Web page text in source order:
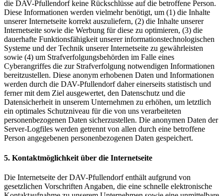
die DAV-Pfullendorf keine Rückschlüsse auf die betroffene Person.
Diese Informationen werden vielmehr benötigt, um (1) die Inhalte
unserer Internetseite korrekt auszuliefern, (2) die Inhalte unserer
Internetseite sowie die Werbung für diese zu optimieren, (3) die
dauerhafte Funktionsfähigkeit unserer informationstechnologischen
Systeme und der Technik unserer Internetseite zu gewährleisten
sowie (4) um Strafverfolgungsbehörden im Falle eines
Cyberangriffes die zur Strafverfolgung notwendigen Informationen
bereitzustellen. Diese anonym erhobenen Daten und Informationen
werden durch die DAV-Pfullendorf daher einerseits statistisch und
ferner mit dem Ziel ausgewertet, den Datenschutz und die
Datensicherheit in unserem Unternehmen zu erhöhen, um letztlich
ein optimales Schutzniveau für die von uns verarbeiteten
personenbezogenen Daten sicherzustellen. Die anonymen Daten der
Server-Logfiles werden getrennt von allen durch eine betroffene
Person angegebenen personenbezogenen Daten gespeichert.
5. Kontaktmöglichkeit über die Internetseite
Die Internetseite der DAV-Pfullendorf enthält aufgrund von
gesetzlichen Vorschriften Angaben, die eine schnelle elektronische